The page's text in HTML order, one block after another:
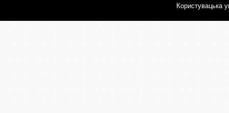
Користувацька